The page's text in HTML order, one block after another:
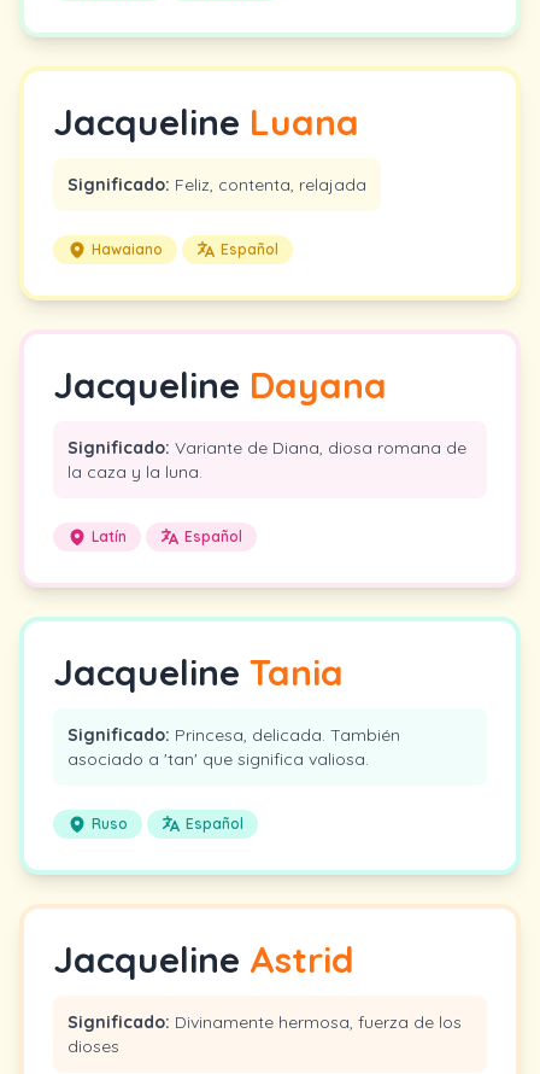
Jacqueline Luana
Significado: Feliz, contenta, relajada
Hawaiano Español
Jacqueline Dayana
Significado: Variante de Diana, diosa romana de
la caza y la luna.
Latín Español
Jacqueline Tania
Significado: Princesa, delicada. También
asociado a 'tan' que significa valiosa.
Ruso Español
Jacqueline Astrid
Significado: Divinamente hermosa, fuerza de los
dioses